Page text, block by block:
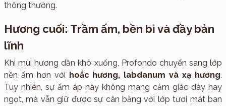
thông thường.
Hương cuối: Trầm ấm, bền bỉ và đầy bản
lĩnh
Khi mùi hương dần khô xuống, Profondo chuyển sang lớp
nền ấm hơn với hoắc hương, labdanum và xạ hương.
Tuy nhiên, sự ấm áp này không mang cảm giác dày hay
ngọt, mà vẫn giữ được sự cân bằng với lớp tươi mát ban